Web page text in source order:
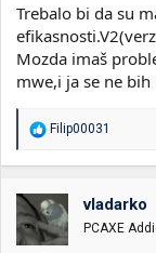
Trebalo bi da su
Mozda imaš
mwe,i ja se ne bih
R
a
o
v
a
n
Filip00031
vladarko
PCAXE